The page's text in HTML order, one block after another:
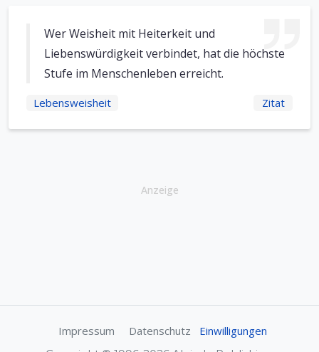
Wer Weisheit mit Heiterkeit und
Liebenswürdigkeit verbindet, hat die höchste
Stufe im Menschenleben erreicht.
Lebensweisheit Zitat
Anzeige
Impressum Datenschutz Einwilligungen